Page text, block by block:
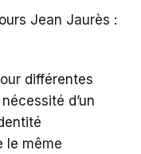
Jean Jaurès :
différentes
d’un
le même